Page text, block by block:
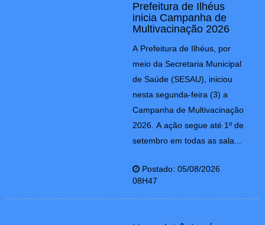
Prefeitura de Ilhéus
inicia Campanha de
Multivacinação 2026
A Prefeitura de Ilhéus, por
meio da Secretaria Municipal
de Saúde (SESAU), iniciou
nesta segunda-feira (3) a
Campanha de Multivacinação
2026. A ação segue até 1º de
setembro em todas as sala...
Postado: 05/08/2026
08H47